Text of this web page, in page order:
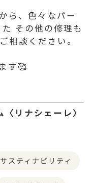
ら、色々なパー
その他の修理も
相談ください。
す🥰
リナシェーレ〉
サスティナビリティ